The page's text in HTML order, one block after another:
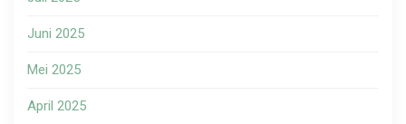
Juni 2025
Mei 2025
April 2025